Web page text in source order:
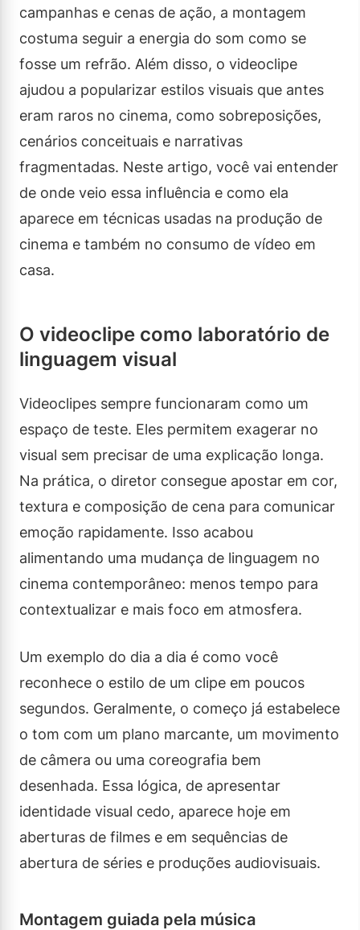
campanhas e cenas de ação, a montagem
costuma seguir a energia do som como se
fosse um refrão. Além disso, o videoclipe
ajudou a popularizar estilos visuais que antes
eram raros no cinema, como sobreposições,
cenários conceituais e narrativas
fragmentadas. Neste artigo, você vai entender
de onde veio essa influência e como ela
aparece em técnicas usadas na produção de
cinema e também no consumo de vídeo em
casa.
O videoclipe como laboratório de
linguagem visual
Videoclipes sempre funcionaram como um
espaço de teste. Eles permitem exagerar no
visual sem precisar de uma explicação longa.
Na prática, o diretor consegue apostar em cor,
textura e composição de cena para comunicar
emoção rapidamente. Isso acabou
alimentando uma mudança de linguagem no
cinema contemporâneo: menos tempo para
contextualizar e mais foco em atmosfera.
Um exemplo do dia a dia é como você
reconhece o estilo de um clipe em poucos
segundos. Geralmente, o começo já estabelece
o tom com um plano marcante, um movimento
de câmera ou uma coreografia bem
desenhada. Essa lógica, de apresentar
identidade visual cedo, aparece hoje em
aberturas de filmes e em sequências de
abertura de séries e produções audiovisuais.
Montagem guiada pela música